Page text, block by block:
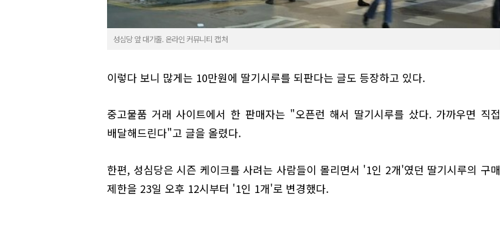
성심당 앞 대기줄. 온라인 커뮤니티 캡처
이렇다 보니 많게는 10만원에 딸기시루를 되판다는 글도 등장하고 있다.
중고물품 거래 사이트에서 한 판매자는 "오픈런 해서 딸기시루를 샀다. 가까우면 직접
배달해드린다"고 글을 올렸다.
한편, 성심당은 시즌 케이크를 사려는 사람들이 몰리면서 '1인 2개'였던 딸기시루의 구매
제한을 23일 오후 12시부터 '1인 1개'로 변경했다.